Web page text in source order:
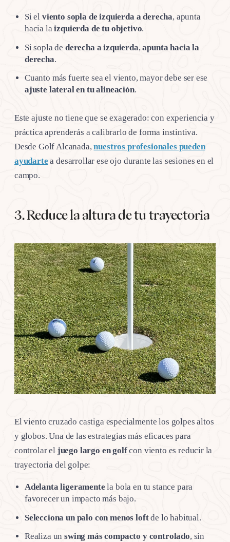
Si el viento sopla de izquierda a derecha, apunta
hacia laizquierda de tu objetivo.
Si sopla de derecha a izquierda,apunta hacia la
derecha.
Cuanto más fuerte sea el viento, mayor debe ser ese
ajuste lateral en tu alineación.
Este ajuste no tiene que se exagerado: con experiencia y
práctica aprenderás a calibrarlo de forma instintiva.
Desde Golf Alcanada,nuestros profesionales pueden
ayudarte a desarrollar ese ojo durante las sesiones en el
campo.
3. Reduce la altura de tu trayectoria
El viento cruzado castiga especialmente los golpes altos
y globos. Una de las estrategias más eficaces para
controlar el juego largo en golfcon viento es reducir la
trayectoria del golpe:
Adelanta ligeramente la bola en tu stance para
favorecer un impacto más bajo.
Selecciona un palo con menos loftde lo habitual.
Realiza unswing más compacto y controlado, sin